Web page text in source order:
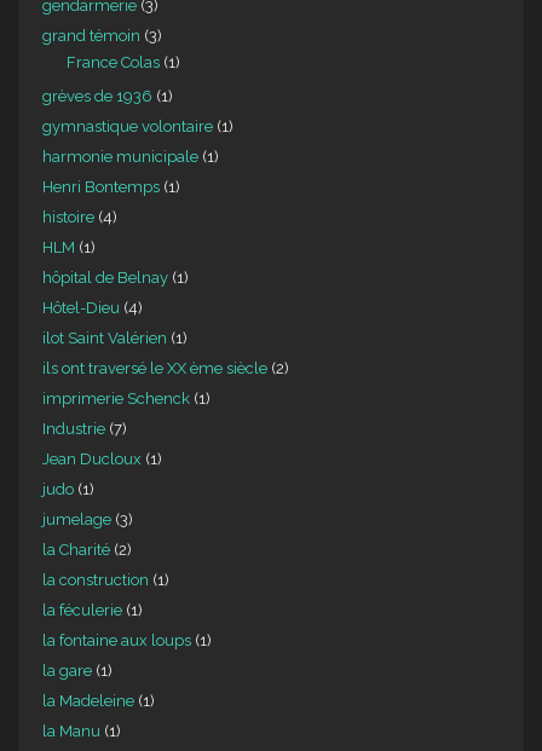
gendarmerie (3)
grand témoin (3)
France Colas (1)
grèves de 1936 (1)
gymnastique volontaire (1)
harmonie municipale (1)
Henri Bontemps (1)
histoire (4)
HLM (1)
hôpital de Belnay (1)
Hôtel-Dieu (4)
ilot Saint Valérien (1)
ils ont traversé le XX ème siècle (2)
imprimerie Schenck (1)
Industrie (7)
Jean Ducloux (1)
judo (1)
jumelage (3)
la Charité (2)
la construction (1)
la féculerie (1)
la fontaine aux loups (1)
la gare (1)
la Madeleine (1)
la Manu (1)